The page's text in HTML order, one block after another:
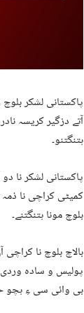
پاکستانی لشکر
آتے دزگیر کریسہ
ہتنگتنو۔
پاکستانی لشکر نا
کمیٹی کراچی نا
بلوچ مونا ہتنگتنے۔
بالاچ بلوچ نا
پولیس و سادہ وردی
بی وائی سی ءِ ہچو